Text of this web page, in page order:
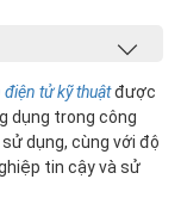
điện tử kỹ thuậtđược
dụng trong công
dụng, cùng với độ
tin cậy và sử